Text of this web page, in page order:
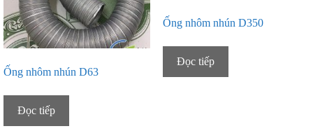
Ống nhôm nhún D63
Đọc tiếp
Ống nhôm nhún D350
Đọc tiếp